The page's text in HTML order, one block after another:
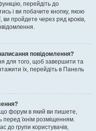
перейдіть до
і ви побачите кнопку, якою
пройдете через ряд кроків,
повідомлення?
для того, щоб завершити та
їх, перейдіть в Панель
форум в який ви пишете,
перед їхнім розміщенням.
до групи користувачів,